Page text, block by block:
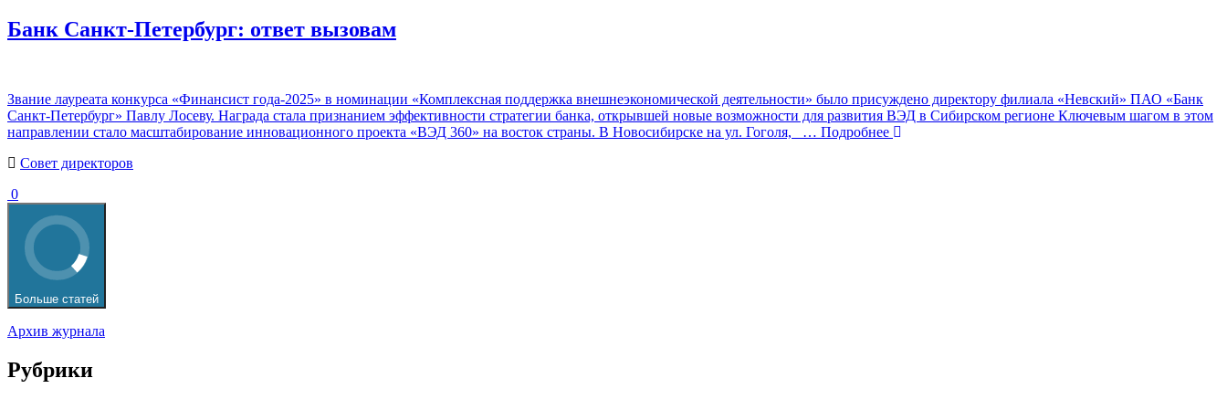
Банк Санкт-Петербург: ответ вызовам
Звание лауреата конкурса «Финансист года-2025» в номинации «Комплексная поддержка внешнеэкономической деятельности» было присуждено директору филиала «Невский» ПАО «Банк
Санкт-Петербург» Павлу Лосеву. Награда стала признанием эффективности стратегии банка, открывшей новые возможности для развития ВЭД в Сибирском регионе Ключевым шагом в этом
направлении стало масштабирование инновационного проекта «ВЭД 360» на восток страны. В Новосибирске на ул. Гоголя,
… Подробнее
Cовет директоров
0
Больше статей
Архив журнала
Рубрики